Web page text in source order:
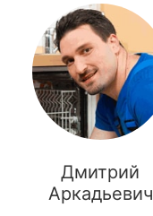
Дмитрий
Аркадьевич